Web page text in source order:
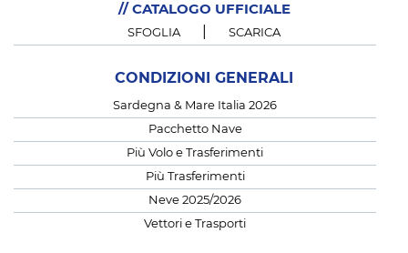
// CATALOGO UFFICIALE
SFOGLIA SCARICA
CONDIZIONI GENERALI
Sardegna & Mare Italia 2026
Pacchetto Nave
Più Volo e Trasferimenti
Più Trasferimenti
Neve 2025/2026
Vettori e Trasporti